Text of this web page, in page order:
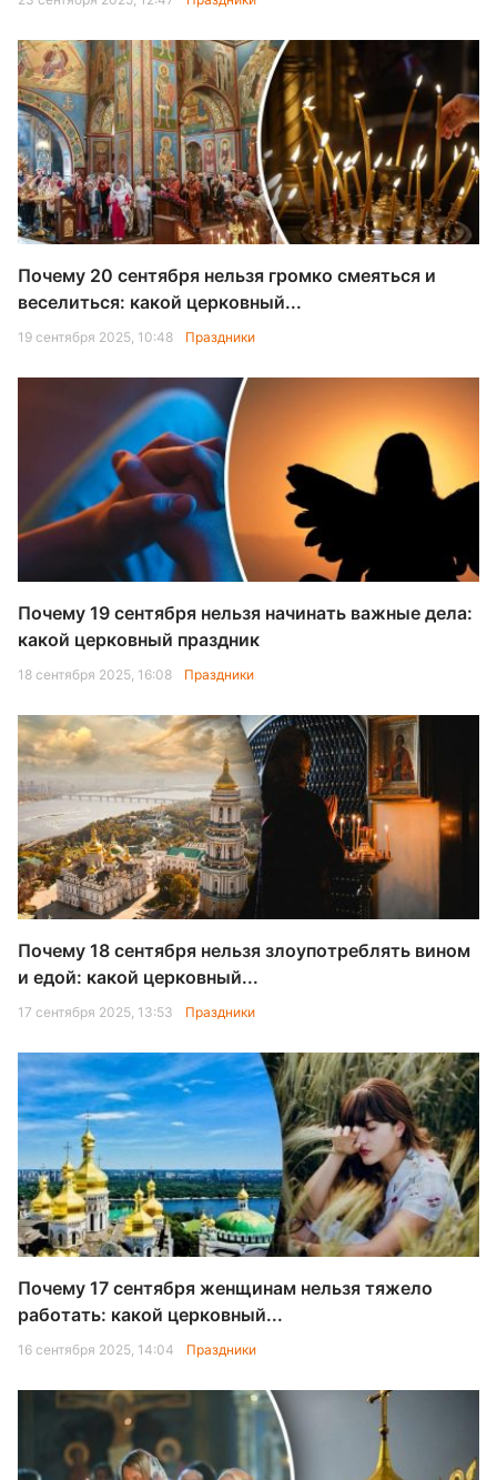
Почему 20 сентября нельзя громко смеяться и
веселиться: какой церковный...
19 сентября 2025, 10:48 Праздники
Почему 19 сентября нельзя начинать важные дела:
какой церковный праздник
18 сентября 2025, 16:08 Праздники
Почему 18 сентября нельзя злоупотреблять вином
и едой: какой церковный...
17 сентября 2025, 13:53 Праздники
Почему 17 сентября женщинам нельзя тяжело
работать: какой церковный...
16 сентября 2025, 14:04 Праздники